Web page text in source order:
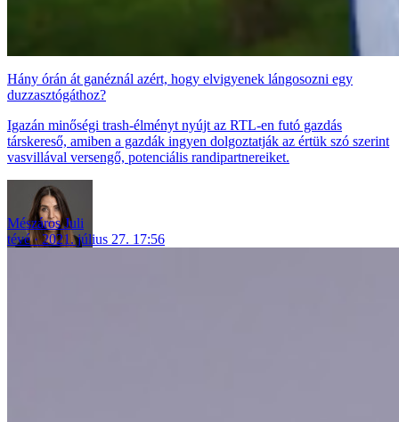
Hány órán át ganéznál azért, hogy elvigyenek lángosozni egy
duzzasztógáthoz?
Igazán minőségi trash-élményt nyújt az RTL-en futó gazdás
társkereső, amiben a gazdák ingyen dolgoztatják az értük szó szerint
vasvillával versengő, potenciális randipartnereiket.
Mészáros Juli
tévé
2021. július 27. 17:56